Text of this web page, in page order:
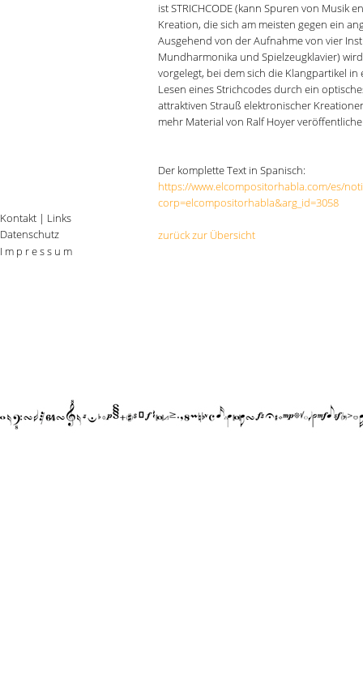
ist STRICHCODE (kann Spuren von Musik
Kreation, die sich am meisten gegen ein
Ausgehend von der Aufnahme von vier
Mundharmonika und Spielzeugklavier)
vorgelegt, bei dem sich die Klangpartikel in
Lesen eines Strichcodes durch ein
attraktiven Strauß elektronischer
mehr Material von Ralf Hoyer
Der komplette Text in Spanisch:
https://www.elcompositorhabla.com/es/
corp=elcompositorhabla&arg_id=3058
zurück zur Übersicht
Kontakt | Links
Datenschutz
I m p r e s s u m